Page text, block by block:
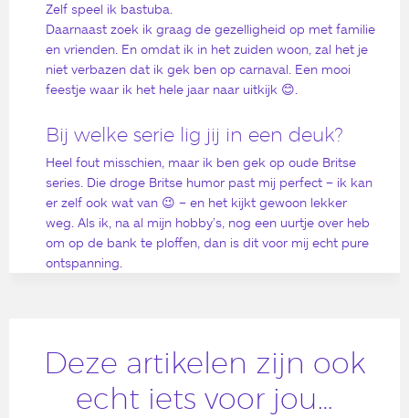
Zelf speel ik bastuba.
Daarnaast zoek ik graag de gezelligheid op met familie
en vrienden. En omdat ik in het zuiden woon, zal het je
niet verbazen dat ik gek ben op carnaval. Een mooi
feestje waar ik het hele jaar naar uitkijk 😊.
Bij welke serie lig jij in een deuk?
Heel fout misschien, maar ik ben gek op oude Britse
series. Die droge Britse humor past mij perfect – ik kan
er zelf ook wat van 😉 – en het kijkt gewoon lekker
weg. Als ik, na al mijn hobby’s, nog een uurtje over heb
om op de bank te ploffen, dan is dit voor mij echt pure
ontspanning.
Deze artikelen zijn ook
echt iets voor jou…